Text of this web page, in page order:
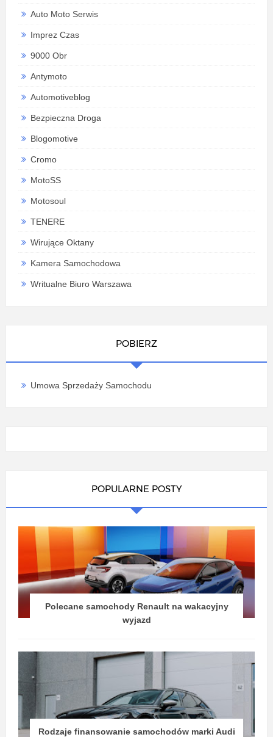
Auto Moto Serwis
Imprez Czas
9000 Obr
Antymoto
Automotiveblog
Bezpieczna Droga
Blogomotive
Cromo
MotoSS
Motosoul
TENERE
Wirujące Oktany
Kamera Samochodowa
Writualne Biuro Warszawa
POBIERZ
Umowa Sprzedaży Samochodu
POPULARNE POSTY
Polecane samochody Renault na wakacyjny
wyjazd
Rodzaje finansowanie samochodów marki Audi